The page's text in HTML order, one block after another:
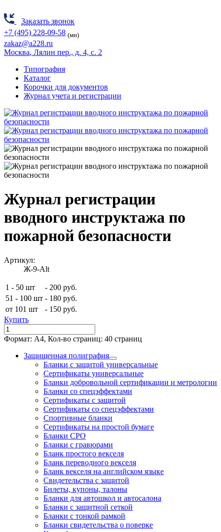
Заказать звонок
+7 (495) 228-09-58 (мн)
zakaz@a228.ru
Москва, Лялин пер., д. 4, с. 2
Типография
Каталог
Корочки для документов
Журнал учета и регистрации
Журнал регистрации
вводного инструктажа по
пожарной безопасности
Артикул:
Ж-9-Alt
1 - 50 шт - 200 руб.
51 - 100 шт - 180 руб.
от 101 шт
- 150 руб.
Купить
Формат: А4, Кол-во страниц: 40 страниц
Защищенная полиграфия
Бланки с защитой универсальные
Сертификаты универсальные
Бланки добровольной сертификации и метрологии
Бланки со спецэффектами
Сертификаты с защитой
Сертификаты со спецэффектами
Спортивные бланки
Cертификаты на простой бумаге
Бланки СРО
Бланки с гравюрами
Бланк простого векселя
Бланк переводного векселя
Бланк векселя на английском языке
Свидетельства с защитой
Билеты, купоны, талоны
Бланки для автошкол и автосалона
Бланки с защитной сеткой
Бланки с тонкой рамкой
Бланки свидетельства о поверке